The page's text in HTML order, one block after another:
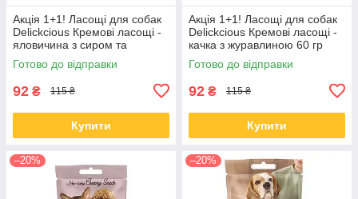
Акція 1+1! Ласощі для собак
Delickcious Кремові ласощі -
яловичина з сиром та
спаржею 60 гр
Готово до відправки
92 ₴ 115 ₴
Купити
Акція 1+1! Ласощі для собак
Delickcious Кремові ласощі -
качка з журавлиною 60 гр
Готово до відправки
92 ₴ 115 ₴
Купити
–20% –20%